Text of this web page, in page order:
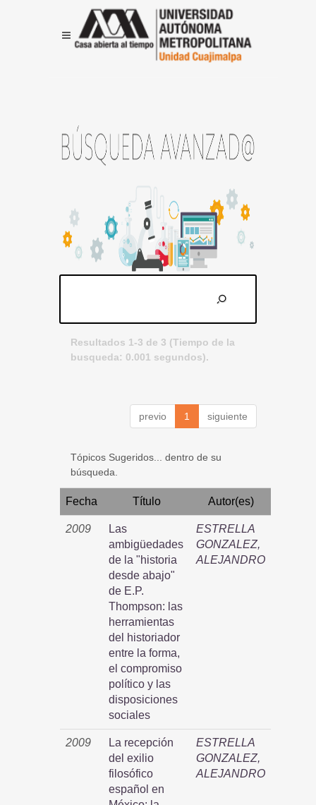
Resultados 1-3 de 3 (Tiempo de la
busqueda: 0.001 segundos).
previo 1 siguiente
Tópicos Sugeridos... dentro de su
búsqueda.
Fecha Título Autor(es)
2009
Las
ambigüedades
de la "historia
desde abajo"
de E.P.
Thompson: las
herramientas
del historiador
entre la forma,
el compromiso
político y las
disposiciones
sociales
ESTRELLA
GONZALEZ,
ALEJANDRO
2009
La recepción
del exilio
filosófico
español en
ESTRELLA
GONZALEZ,
ALEJANDRO